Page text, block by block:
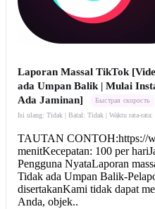
Laporan Massal TikTok
ada Umpan Balik | Mulai
Ada Jaminan]
Быстрая скорость
Isi ulang: Tidak | Batal: Tidak | Waktu rata-
TAUTAN CONTOH:https://
menitKecepatan: 100 per
Pengguna NyataLaporan
Tidak ada Umpan Balik-
disertakanKami tidak dapat
Anda, objek..